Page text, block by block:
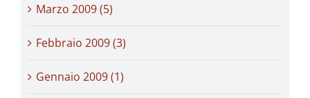
Marzo 2009 (5)
Febbraio 2009 (3)
Gennaio 2009 (1)